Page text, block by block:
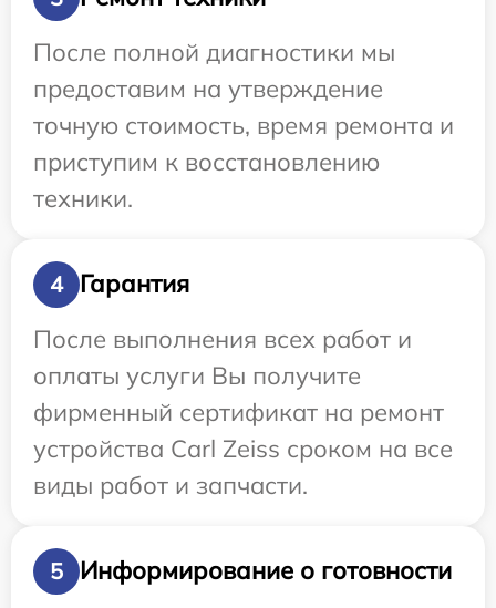
После полной диагностики мы
предоставим на утверждение
точную стоимость, время ремонта и
приступим к восстановлению
техники.
4
Гарантия
После выполнения всех работ и
оплаты услуги Вы получите
фирменный сертификат на ремонт
устройства Carl Zeiss сроком на все
виды работ и запчасти.
5
Информирование о готовности